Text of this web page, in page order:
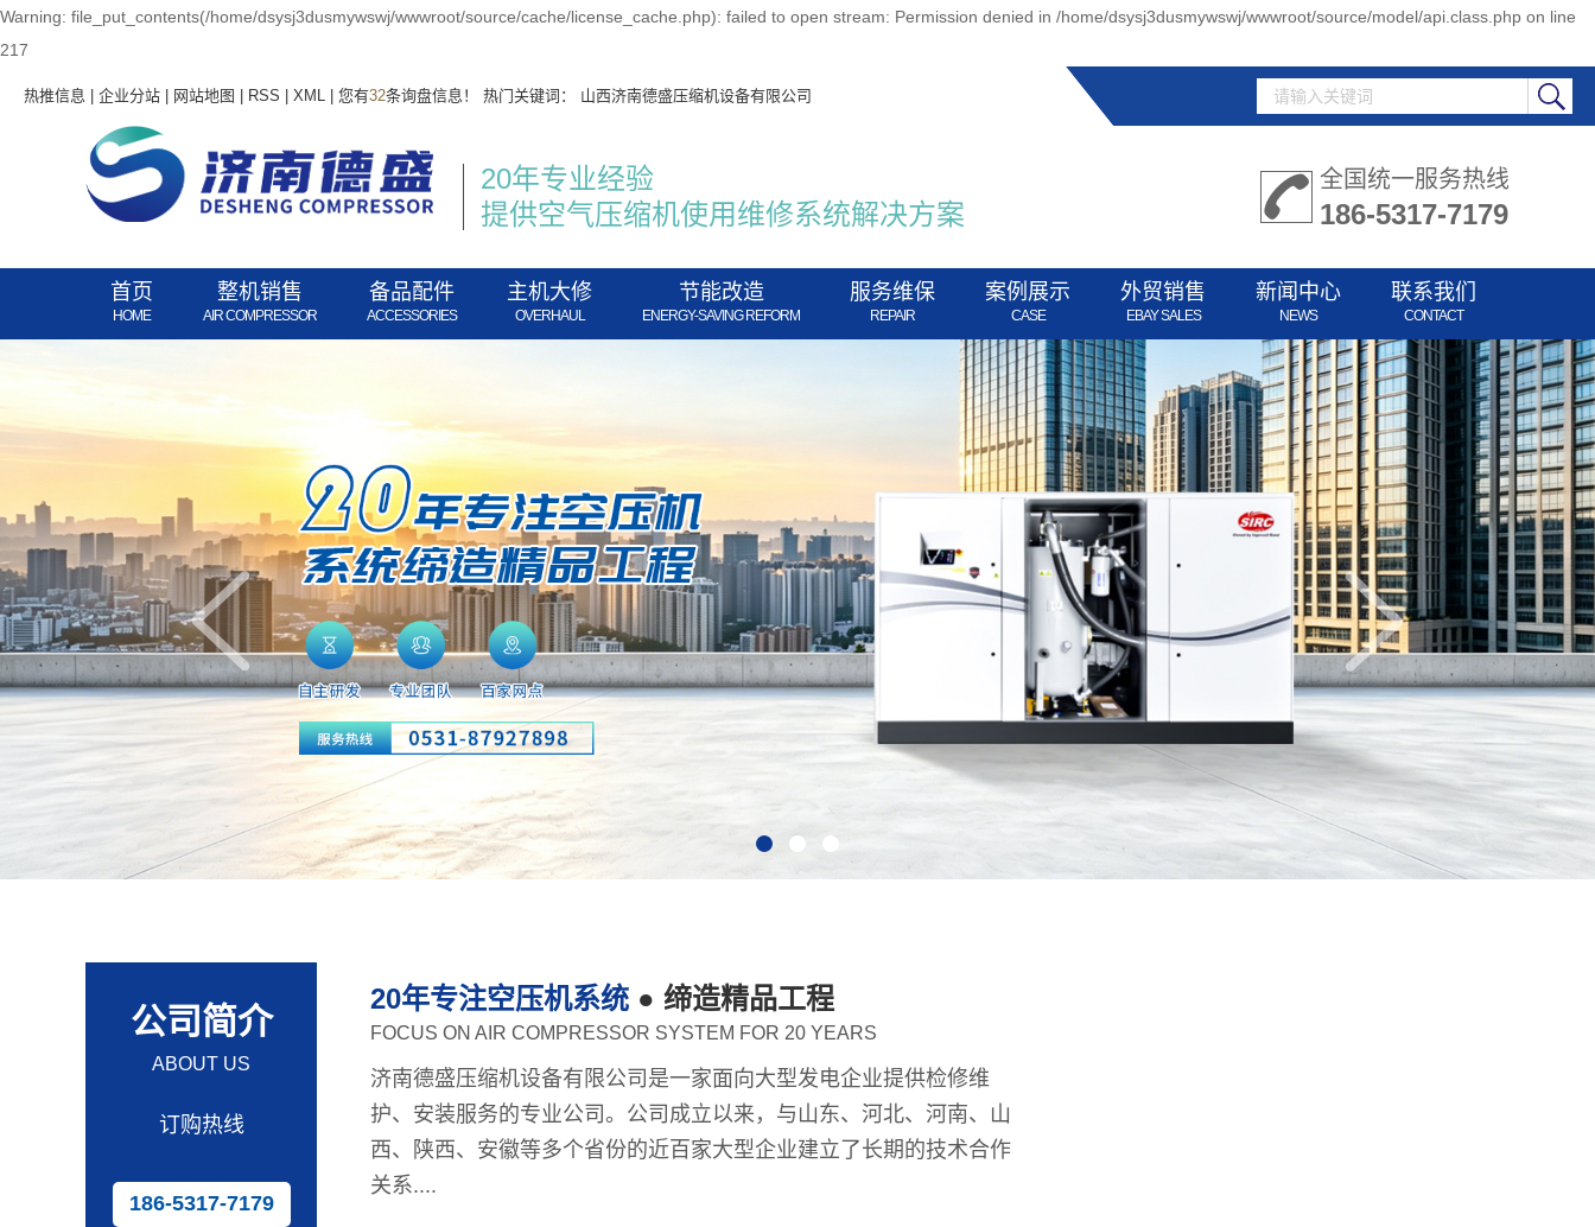
Warning: file_put_contents(/home/dsysj3dusmywswj/wwwroot/source/cache/license_cache.php): failed to open stream: Permission denied in /home/dsysj3dusmywswj/wwwroot/source/model/api.class.php on line
217
热推信息 企业分站| 网站地图 RSS XML| 您有32条询盘信息！ 热门关键词： 山西济南德盛压缩机设备有限公司
20年专业经验
提供空气压缩机使用维修系统解决方案
全国统一服务热线
186-5317-7179
首页
HOME
整机销售
AIR COMPRESSOR
备品配件
ACCESSORIES
主机大修
OVERHAUL
节能改造
ENERGY-SAVING REFORM
服务维保
REPAIR
案例展示
CASE
外贸销售
EBAY SALES
新闻中心
NEWS
联系我们
CONTACT
公司简介
ABOUT US
订购热线
186-5317-7179
20年专注空压机系统 ● 缔造精品工程
FOCUS ON AIR COMPRESSOR SYSTEM FOR 20 YEARS
济南德盛压缩机设备有限公司是一家面向大型发电企业提供检修维
护、安装服务的专业公司。公司成立以来，与山东、河北、河南、山
西、陕西、安徽等多个省份的近百家大型企业建立了长期的技术合作
关系....